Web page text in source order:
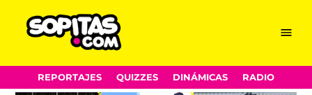
Skip
to
Menu
REPORTAJES QUIZZES DINÁMICAS RADIO